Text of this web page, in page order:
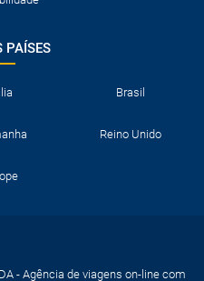
PAÍSES
Brasil
Reino Unido
- Agência de viagens on-line com